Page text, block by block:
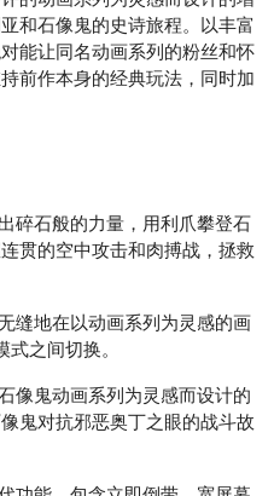
和石像鬼的史诗旅程。以丰富
能让同名动画系列的粉丝和怀
前作本身的经典玩法，同时加
碎石般的力量，用利爪攀登石
贯的空中攻击和肉搏战，拯救
缝地在以动画系列为灵感的画
式之间切换。
像鬼动画系列为灵感而设计的
鬼对抗邪恶奥丁之眼的战斗故